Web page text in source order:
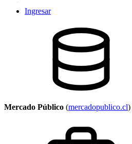
Ingresar
Mercado Público (mercadopublico.cl)